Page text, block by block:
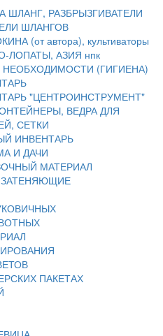
ШЛАНГ, РАЗБРЫЗГИВАТЕЛИ
ШЛАНГОВ
(от автора), культиваторы
ЛОПАТЫ, АЗИЯ нпк
(ГИГИЕНА)
"ЦЕНТРОИНСТРУМЕНТ"
ВЕДРА ДЛЯ
СЕТКИ
ИНВЕНТАРЬ
И ДАЧИ
МАТЕРИАЛ
ПАКЕТАХ